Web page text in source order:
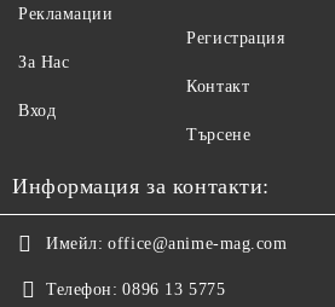
Рекламации
За Нас
Вход
Регистрация
Контакт
Търсене
Информация за контакти:
Имейл: office@anime-mag.com
Телефон: 0896 13 5775